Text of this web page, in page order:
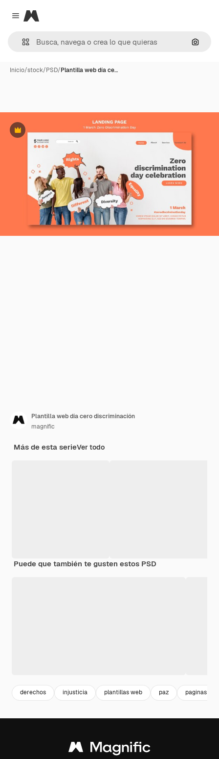
Close menu
Magnific
Inicio/stock/PSD/Plantilla web día ce…
Premium
Plantilla web día cero discriminación
magnific
Más de esta serieVer todo
Puede que también te gusten estos PSD
derechos injusticia plantillas web paz paginas